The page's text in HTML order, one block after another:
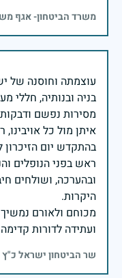
משרד הביטחון- אגף
עוצמתה וחוסנה של
בניה ובנותיה, חללי
מסירות נפשם
בהתקדש יום
ראש בפני הנופלים
ובהערכה, ושולחים
מכוחם ולאורם
ועתידה לדורות
שר הביטחון ישראל כ"ץ